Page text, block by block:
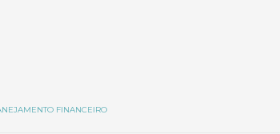
FINANCEIRO